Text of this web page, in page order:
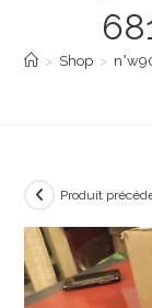
> Shop >
Produit